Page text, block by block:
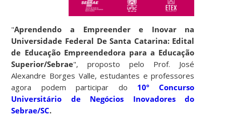
"Aprendendo a Empreender e Inovar na
Universidade Federal De Santa Catarina: Edital
de Educação Empreendedora para a Educação
Superior/Sebrae", proposto pelo Prof. José
Alexandre Borges Valle, estudantes e professores
agora podem participar do 10º Concurso
Universitário de Negócios Inovadores do
Sebrae/SC.